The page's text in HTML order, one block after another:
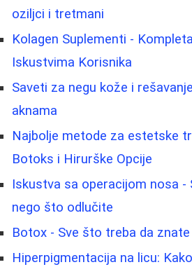
oziljci i tretmani
Kolagen Suplementi -
Iskustvima Korisnika
Saveti za negu kože i
aknama
Najbolje metode za estetske
Botoks i Hirurške Opcije
Iskustva sa operacijom nosa -
nego što odlučite
Botox - Sve što treba da
Hiperpigmentacija na licu: